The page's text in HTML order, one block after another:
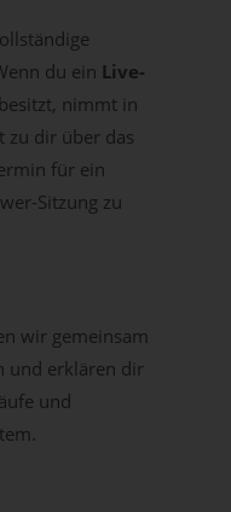
du ein Live-
nimmt in
zu dir über das
für ein
Sitzung zu
wir gemeinsam
und erklären dir
und